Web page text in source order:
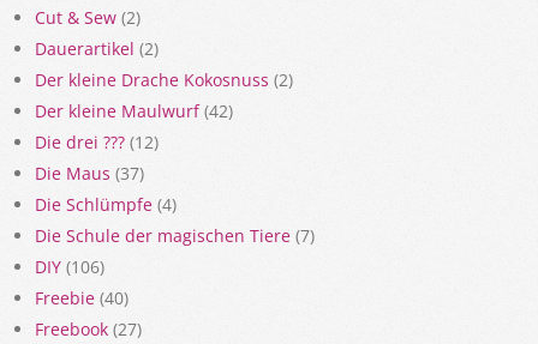
Cut & Sew (2)
Dauerartikel (2)
Der kleine Drache Kokosnuss (2)
Der kleine Maulwurf(42)
Die drei ??? (12)
Die Maus (37)
Die Schlümpfe (4)
Die Schule der magischen Tiere (7)
DIY (106)
Freebie (40)
Freebook (27)